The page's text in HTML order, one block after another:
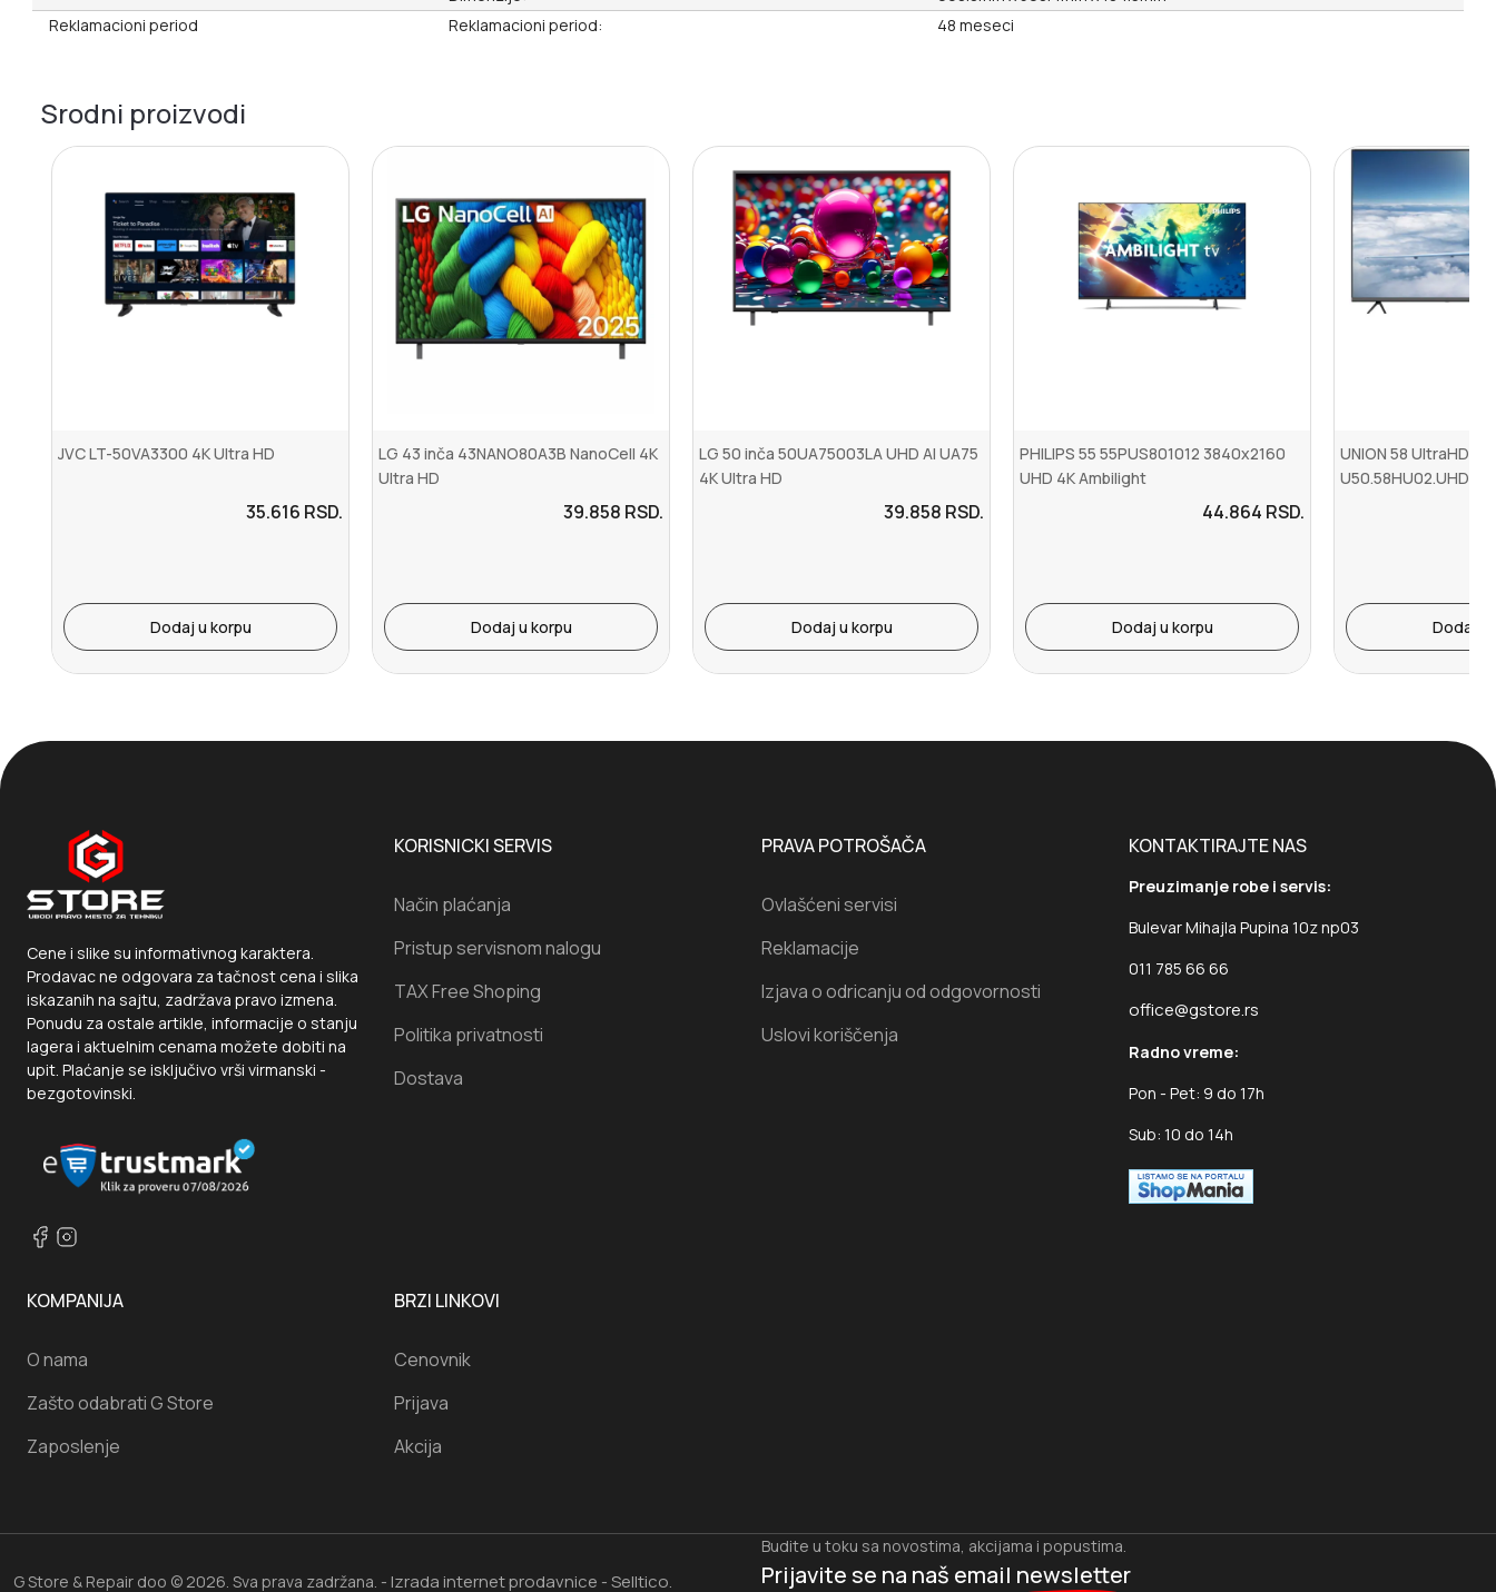
Reklamacioni period
Reklamacioni period: 48 meseci
Srodni proizvodi
JVC LT-50VA3300 4K Ultra HD
35.616 RSD.
Dodaj u korpu
LG 43 inča 43NANO80A3B NanoCell 4K
Ultra HD
39.858 RSD.
Dodaj u korpu
LG 50 inča 50UA75003LA UHD AI UA75
4K Ultra HD
39.858 RSD.
Dodaj u korpu
PHILIPS 55 55PUS801012 3840x2160
UHD 4K Ambilight
44.864 RSD.
Dodaj u korpu
UNION 58 UltraHD
U50.58HU02.UHD
Dodaj u
Cene i slike su informativnog karaktera.
Prodavac ne odgovara za tačnost cena i slika
iskazanih na sajtu, zadržava pravo izmena.
Ponudu za ostale artikle, informacije o stanju
lagera i aktuelnim cenama možete dobiti na
upit. Plaćanje se isključivo vrši virmanski -
bezgotovinski.
KORISNICKI SERVIS
Način plaćanja
Pristup servisnom nalogu
TAX Free Shoping
Politika privatnosti
Dostava
PRAVA POTROŠAČA
Ovlašćeni servisi
Reklamacije
Izjava o odricanju od odgovornosti
Uslovi koriščenja
KONTAKTIRAJTE NAS
Preuzimanje robe i servis:
Bulevar Mihajla Pupina 10z np03
011 785 66 66
office@gstore.rs
Radno vreme:
Pon - Pet: 9 do 17h
Sub: 10 do 14h
KOMPANIJA
O nama
Zašto odabrati G Store
Zaposlenje
BRZI LINKOVI
Cenovnik
Prijava
Akcija
G Store & Repair doo © 2026. Sva prava zadržana. - Izrada internet prodavnice - Selltico.
Budite u toku sa novostima, akcijama i popustima.
Prijavite se na naš email newsletter